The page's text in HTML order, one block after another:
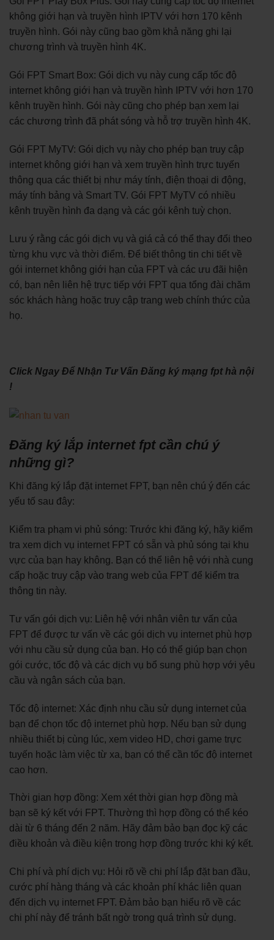
không giới hạn và truyền hình IPTV với hơn 170 kênh
truyền hình. Gói này cũng bao gồm khả năng ghi lại
chương trình và truyền hình 4K.
Gói FPT Smart Box: Gói dịch vụ này cung cấp tốc độ
internet không giới hạn và truyền hình IPTV với hơn 170
kênh truyền hình. Gói này cũng cho phép bạn xem lại
các chương trình đã phát sóng và hỗ trợ truyền hình 4K.
Gói FPT MyTV: Gói dịch vụ này cho phép bạn truy cập
internet không giới hạn và xem truyền hình trực tuyến
thông qua các thiết bị như máy tính, điện thoại di động,
máy tính bảng và Smart TV. Gói FPT MyTV có nhiều
kênh truyền hình đa dạng và các gói kênh tuỳ chọn.
Lưu ý rằng các gói dịch vụ và giá cả có thể thay đổi theo
từng khu vực và thời điểm. Để biết thông tin chi tiết về
gói internet không giới hạn của FPT và các ưu đãi hiện
có, bạn nên liên hệ trực tiếp với FPT qua tổng đài chăm
sóc khách hàng hoặc truy cập trang web chính thức của
họ.
Click Ngay Để Nhận Tư Vấn Đăng ký mạng fpt hà nội
!
Đăng ký lắp internet fpt cần chú ý
những gì?
Khi đăng ký lắp đặt internet FPT, bạn nên chú ý đến các
yếu tố sau đây:
Kiểm tra phạm vi phủ sóng: Trước khi đăng ký, hãy kiểm
tra xem dịch vụ internet FPT có sẵn và phủ sóng tại khu
vực của bạn hay không. Bạn có thể liên hệ với nhà cung
cấp hoặc truy cập vào trang web của FPT để kiểm tra
thông tin này.
Tư vấn gói dịch vụ: Liên hệ với nhân viên tư vấn của
FPT để được tư vấn về các gói dịch vụ internet phù hợp
với nhu cầu sử dụng của bạn. Họ có thể giúp bạn chọn
gói cước, tốc độ và các dịch vụ bổ sung phù hợp với yêu
cầu và ngân sách của bạn.
Tốc độ internet: Xác định nhu cầu sử dụng internet của
bạn để chọn tốc độ internet phù hợp. Nếu bạn sử dụng
nhiều thiết bị cùng lúc, xem video HD, chơi game trực
tuyến hoặc làm việc từ xa, bạn có thể cần tốc độ internet
cao hơn.
Thời gian hợp đồng: Xem xét thời gian hợp đồng mà
bạn sẽ ký kết với FPT. Thường thì hợp đồng có thể kéo
dài từ 6 tháng đến 2 năm. Hãy đảm bảo bạn đọc kỹ các
điều khoản và điều kiện trong hợp đồng trước khi ký kết.
Chi phí và phí dịch vụ: Hỏi rõ về chi phí lắp đặt ban đầu,
cước phí hàng tháng và các khoản phí khác liên quan
đến dịch vụ internet FPT. Đảm bảo bạn hiểu rõ về các
chi phí này để tránh bất ngờ trong quá trình sử dụng.